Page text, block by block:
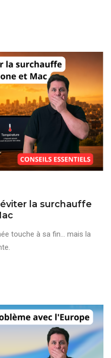
la surchauffe
touche à sa fin… mais la